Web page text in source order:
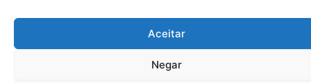
Aceitar
Negar